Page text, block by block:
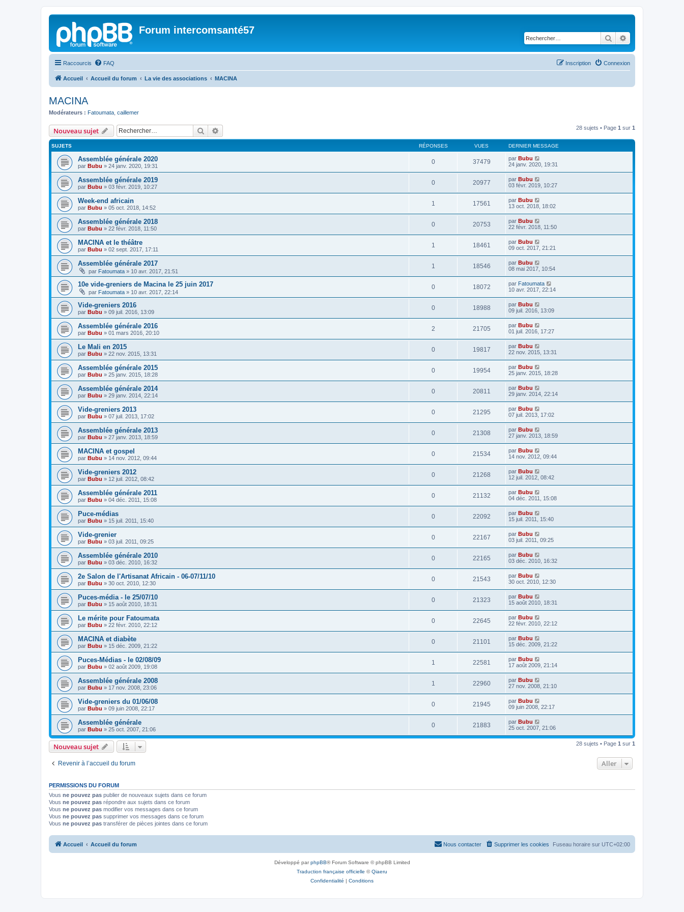
Forum intercomsanté57
Rechercher
Raccourcis FAQ Connexion
Inscription
Accueil Accueil du forum La vie des associations MACINA
MACINA
Modérateurs : Fatoumata caillemer
Nouveau sujet Rechercher 28 sujets • Page 1 sur 1
SUJETS RÉPONSES VUES DERNIER MESSAGE
Assemblée générale 2020
par Bubu » 24 janv. 2020, 19:31
0 37479 par Bubu
24 janv. 2020, 19:31
Assemblée générale 2019
par Bubu » 03 févr. 2019, 10:27
0 20977 par Bubu
03 févr. 2019, 10:27
Week-end africain
par Bubu » 05 oct. 2018, 14:52
1 17561 par Bubu
13 oct. 2018, 18:02
Assemblée générale 2018
par Bubu » 22 févr. 2018, 11:50
0 20753 par Bubu
22 févr. 2018, 11:50
MACINA et le théâtre
par Bubu » 02 sept. 2017, 17:11
1 18461 par Bubu
09 oct. 2017, 21:21
Assemblée générale 2017
par Fatoumata » 10 avr. 2017, 21:51
1 18546 par Bubu
08 mai 2017, 10:54
10e vide-greniers de Macina le 25 juin 2017
par Fatoumata » 10 avr. 2017, 22:14
0 18072 par Fatoumata
10 avr. 2017, 22:14
Vide-greniers 2016
par Bubu » 09 juil. 2016, 13:09
0 18988 par Bubu
09 juil. 2016, 13:09
Assemblée générale 2016
par Bubu » 01 mars 2016, 20:10
2 21705 par Bubu
01 juil. 2016, 17:27
Le Mali en 2015
par Bubu » 22 nov. 2015, 13:31
0 19817 par Bubu
22 nov. 2015, 13:31
Assemblée générale 2015
par Bubu » 25 janv. 2015, 18:28
0 19954 par Bubu
25 janv. 2015, 18:28
Assemblée générale 2014
par Bubu » 29 janv. 2014, 22:14
0 20811 par Bubu
29 janv. 2014, 22:14
Vide-greniers 2013
par Bubu » 07 juil. 2013, 17:02
0 21295 par Bubu
07 juil. 2013, 17:02
Assemblée générale 2013
par Bubu » 27 janv. 2013, 18:59
0 21308 par Bubu
27 janv. 2013, 18:59
MACINA et gospel
par Bubu » 14 nov. 2012, 09:44
0 21534 par Bubu
14 nov. 2012, 09:44
Vide-greniers 2012
par Bubu » 12 juil. 2012, 08:42
0 21268 par Bubu
12 juil. 2012, 08:42
Assemblée générale 2011
par Bubu » 04 déc. 2011, 15:08
0 21132 par Bubu
04 déc. 2011, 15:08
Puce-médias
par Bubu » 15 juil. 2011, 15:40
0 22092 par Bubu
15 juil. 2011, 15:40
Vide-grenier
par Bubu » 03 juil. 2011, 09:25
0 22167 par Bubu
03 juil. 2011, 09:25
Assemblée générale 2010
par Bubu » 03 déc. 2010, 16:32
0 22165 par Bubu
03 déc. 2010, 16:32
2e Salon de l'Artisanat Africain - 06-07/11/10
par Bubu » 30 oct. 2010, 12:30
0 21543 par Bubu
30 oct. 2010, 12:30
Puces-média - le 25/07/10
par Bubu » 15 août 2010, 18:31
0 21323 par Bubu
15 août 2010, 18:31
Le mérite pour Fatoumata
par Bubu » 22 févr. 2010, 22:12
0 22645 par Bubu
22 févr. 2010, 22:12
MACINA et diabète
par Bubu » 15 déc. 2009, 21:22
0 21101 par Bubu
15 déc. 2009, 21:22
Puces-Médias - le 02/08/09
par Bubu » 02 août 2009, 19:08
1 22581 par Bubu
17 août 2009, 21:14
Assemblée générale 2008
par Bubu » 17 nov. 2008, 23:06
1 22960 par Bubu
27 nov. 2008, 21:10
Vide-greniers du 01/06/08
par Bubu » 09 juin 2008, 22:17
0 21945 par Bubu
09 juin 2008, 22:17
Assemblée générale
par Bubu » 25 oct. 2007, 21:06
0 21883 par Bubu
25 oct. 2007, 21:06
Nouveau sujet 28 sujets • Page 1 sur 1
Revenir à l’accueil du forum Aller
PERMISSIONS DU FORUM
Vous ne pouvez pas publier de nouveaux sujets dans ce forum
Vous ne pouvez pas répondre aux sujets dans ce forum
Vous ne pouvez pas modifier vos messages dans ce forum
Vous ne pouvez pas supprimer vos messages dans ce forum
Vous ne pouvez pas transférer de pièces jointes dans ce forum
Accueil Accueil du forum Fuseau horaire sur UTC+02:00
Supprimer les cookies
Nous contacter
Développé parphpBB® Forum Software © phpBB Limited
Traduction française officielle ©Qiaeru
Confidentialité | Conditions